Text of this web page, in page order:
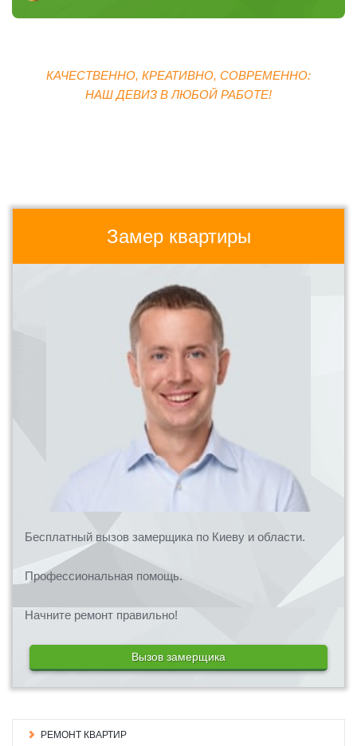
КАЧЕСТВЕННО, КРЕАТИВНО, СОВРЕМЕННО:
НАШ ДЕВИЗ В ЛЮБОЙ РАБОТЕ!
Замер квартиры
Бесплатный вызов замерщика по Киеву и области.
Профессиональная помощь.
Начните ремонт правильно!
Вызов замерщика
РЕМОНТ КВАРТИР